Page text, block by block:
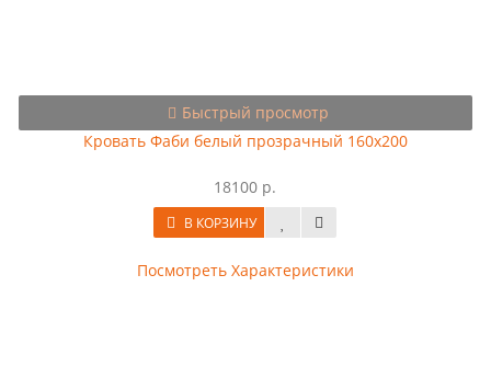
Быстрый просмотр
Кровать Фаби белый прозрачный 160х200
18100 р.
В КОРЗИНУ
Посмотреть Характеристики